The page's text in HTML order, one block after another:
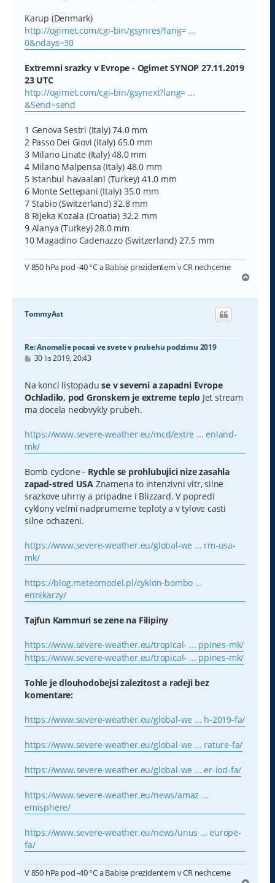
Karup (Denmark)
http://ogimet.com/cgi-bin/gsynres?lang= ...
0&ndays=30
Extremni srazky v Evrope - Ogimet SYNOP 27.11.2019
23 UTC
http://ogimet.com/cgi-bin/gsynext?lang= ...
&Send=send
1 Genova Sestri (Italy) 74.0 mm
2 Passo Dei Giovi (Italy) 65.0 mm
3 Milano Linate (Italy) 48.0 mm
4 Milano Malpensa (Italy) 48.0 mm
5 Istanbul havaalani (Turkey) 41.0 mm
6 Monte Settepani (Italy) 35.0 mm
7 Stabio (Switzerland) 32.8 mm
8 Rijeka Kozala (Croatia) 32.2 mm
9 Alanya (Turkey) 28.0 mm
10 Magadino Cadenazzo (Switzerland) 27.5 mm
V 850 hPa pod -40 °C a Babise prezidentem v CR nechceme
h
TommyAst
Re: Anomalie pocasi ve svete v prubehu podzimu 2019
P
s
p
ě
v
30 lis 2019, 20:43
Na konci listopaduse v severni a zapadni Evrope
Ochladilo, pod Gronskem je extreme teplo Jet stream
ma docela neobvykly prubeh.
https://www.severe-weather.eu/mcd/extre ... enland-
mk/
Bomb cyclone - Rychle se prohlubujici nize zasahla
zapad-stred USA Znamena to intenzivni vitr, silne
srazkove uhrny a pripadne i Blizzard. V popredi
cyklony velmi nadprumerne teploty a v tylove casti
silne ochazeni.
https://www.severe-weather.eu/global-we ... rm-usa-
mk/
https://blog.meteomodel.pl/cyklon-bombo ...
ennikarzy/
Tajfun Kammuri se zene na Filipiny
https://www.severe-weather.eu/tropical- ... ppines-mk/
https://www.severe-weather.eu/tropical- ... ppines-mk/
Tohle je dlouhodobejsi zalezitost a radeji bez
komentare:
https://www.severe-weather.eu/global-we ... h-2019-fa/
https://www.severe-weather.eu/global-we ... rature-fa/
https://www.severe-weather.eu/global-we ... er-iod-fa/
https://www.severe-weather.eu/news/amaz ...
emisphere/
https://www.severe-weather.eu/news/unus ... europe-
fa/
V 850 hPa pod -40 °C a Babise prezidentem v CR nechceme